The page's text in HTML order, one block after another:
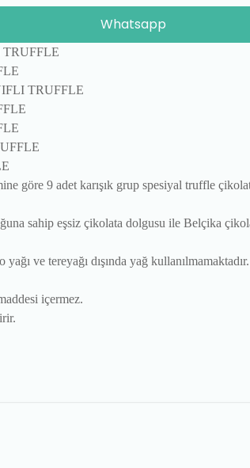
Whatsapp
TRUFFLE
göre 9 adet karışık grup spesiyal truffle
sahip eşsiz çikolata dolgusu ile Belçika
ve tereyağı dışında yağ kullanılmamaktadır.
içermez.